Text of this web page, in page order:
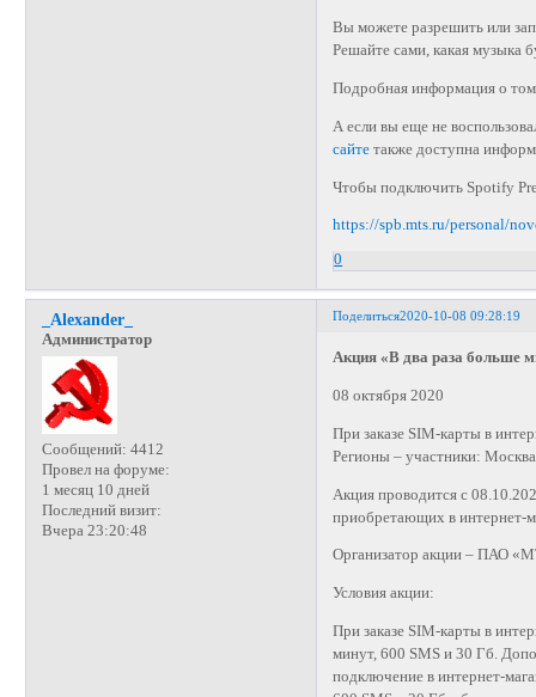
Вы можете разрешить или
Решайте сами, какая музыка
Подробная информация о
А если вы еще не
сайте также доступна
Чтобы подключить Spotify
https://spb.mts.ru/personal/
0
Поделиться2020-10-08 09:28:19
_Alexander_
Администратор
Сообщений: 4412
Провел на форуме:
1 месяц 10 дней
Последний визит:
Вчера 23:20:48
Акция «В два раза больше
08 октября 2020
При заказе SIM-карты в
Регионы – участники:
Акция проводится с
приобретающих в
Организатор акции – ПАО
Условия акции:
При заказе SIM-карты в
минут, 600 SMS и 30 Гб.
подключение в интернет-